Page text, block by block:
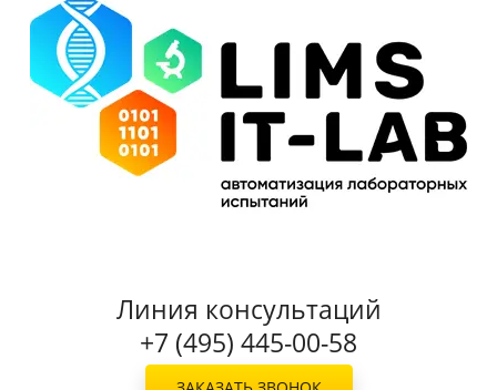
Линия консультаций
+7 (495) 445-00-58